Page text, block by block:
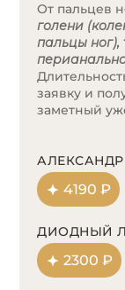
Пакет 3 —
Включает в
бикини
дорожка +
губа.
прямо
7200 ₽
ДИОДНЫЙ
3850 ₽